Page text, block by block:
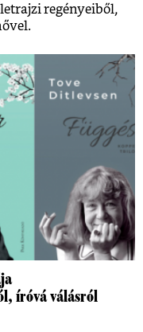
regényeiből,
íróvá válásról